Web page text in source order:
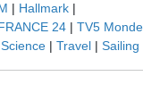
| Hallmark |
24 | TV5
| Travel | Sailing